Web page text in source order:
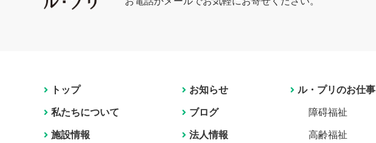
トップ
私たちについて
施設情報
お知らせ
ブログ
法人情報
ル・プリのお仕事
障碍福祉
高齢福祉